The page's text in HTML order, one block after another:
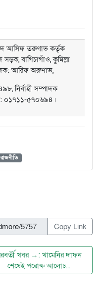
আসিফ তরুণাভ কর্তৃক
বাগিচাগাঁও, কুমিল্লা
আরিফ অরুণাভ,
নির্বাহী সম্পাদক
০১৭১১-৫৭০৬৯৪।
রাজনীতি
Copy Link
খবর →: খামেনির দাফন
শেষেই পরোক্ষ আলোচ...